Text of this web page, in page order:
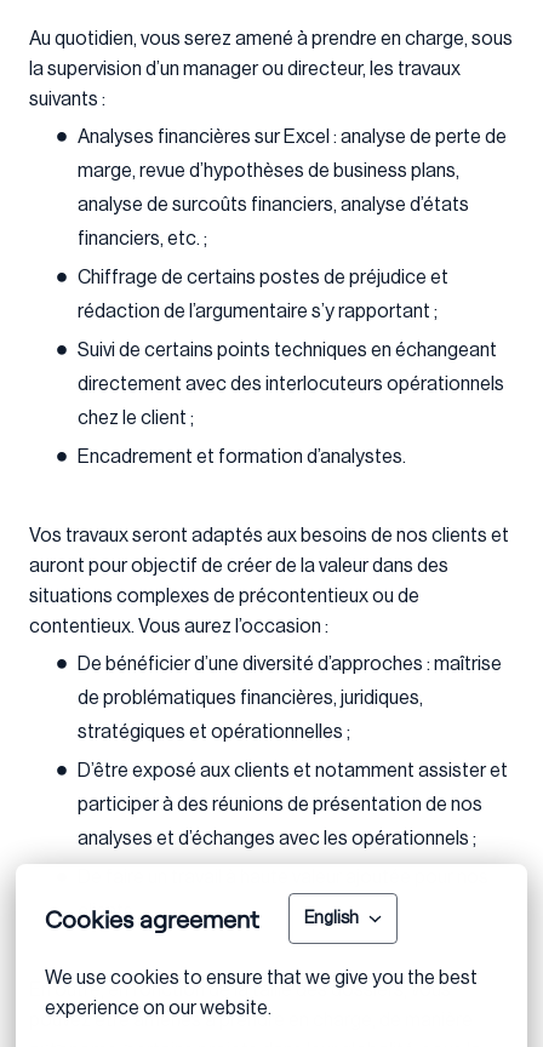
Cookies agreement English
We use cookies to ensure that we give you the best
experience on our website.
Au quotidien, vous serez amené à prendre en charge, sous
la supervision d’un manager ou directeur, les travaux
suivants :
Analyses financières sur Excel : analyse de perte de
marge, revue d’hypothèses de business plans,
analyse de surcoûts financiers, analyse d’états
financiers, etc. ;
Chiffrage de certains postes de préjudice et
rédaction de l’argumentaire s’y rapportant ;
Suivi de certains points techniques en échangeant
directement avec des interlocuteurs opérationnels
chez le client ;
Encadrement et formation d’analystes.
Vos travaux seront adaptés aux besoins de nos clients et
auront pour objectif de créer de la valeur dans des
situations complexes de précontentieux ou de
contentieux. Vous aurez l’occasion :
De bénéficier d’une diversité d’approches : maîtrise
de problématiques financières, juridiques,
stratégiques et opérationnelles ;
D’être exposé aux clients et notamment assister et
participer à des réunions de présentation de nos
analyses et d’échanges avec les opérationnels ;
clients.
En outre, en fonction de la taille des dossiers, vous
pouvez être amenés à prendre en charge, de manière